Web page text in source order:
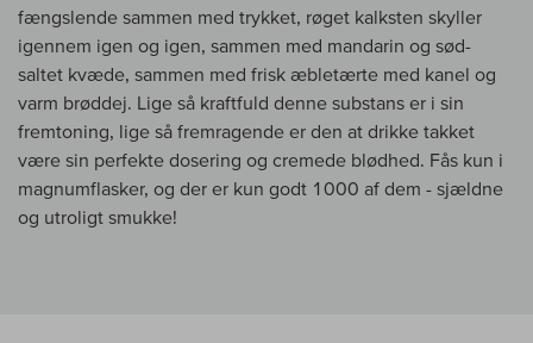
fængslende sammen med trykket, røget kalksten skyller
igennem igen og igen, sammen med mandarin og sød-
saltet kvæde, sammen med frisk æbletærte med kanel og
varm brøddej. Lige så kraftfuld denne substans er i sin
fremtoning, lige så fremragende er den at drikke takket
være sin perfekte dosering og cremede blødhed. Fås kun i
magnumflasker, og der er kun godt 1000 af dem - sjældne
og utroligt smukke!